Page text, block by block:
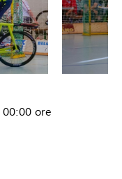
00:00 ore